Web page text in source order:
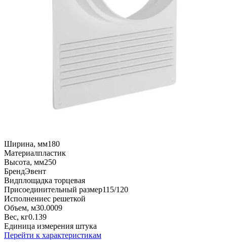
Ширина, мм180
Материалпластик
Высота, мм250
БрендЭвент
Видплощадка торцевая
Присоединительный размер115/120
Исполнениес решеткой
Объем, м30.0009
Вес, кг0.139
Единица измерения штука
Перейти к характеристикам